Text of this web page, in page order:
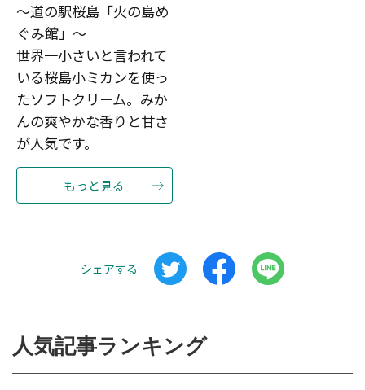
～道の駅桜島「火の島め
ぐみ館」～
世界一小さいと言われて
いる桜島小ミカンを使っ
たソフトクリーム。みか
んの爽やかな香りと甘さ
が人気です。
もっと見る
シェアする
人気記事ランキング